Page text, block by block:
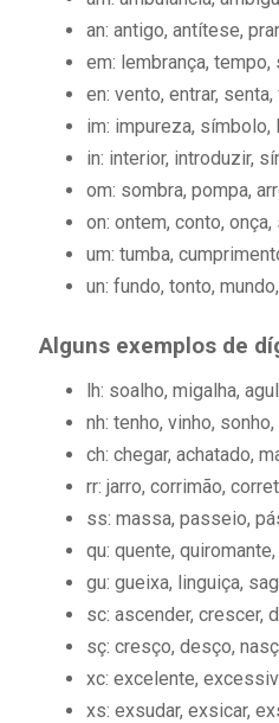
an: antigo, antítese,
em: lembrança,
en: vento, entrar,
im: impureza, símbolo,
in: interior, introduzir,
om: sombra, pompa,
on: ontem, conto,
um: tumba,
un: fundo, tonto,
Alguns exemplos de
lh: soalho, migalha,
nh: tenho, vinho,
ch: chegar, achatado,
rr: jarro, corrimão,
ss: massa, passeio,
qu: quente,
gu: gueixa, linguiça,
sc: ascender, crescer,
sç: cresço, desço,
xc: excelente,
xs: exsudar, exsicar,